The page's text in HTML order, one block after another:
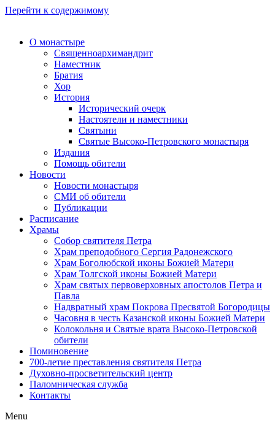
Перейти к содержимому
О монастыре
Священноархимандрит
Наместник
Братия
Хор
История
Исторический очерк
Настоятели и наместники
Святыни
Святые Высоко-Петровского монастыря
Издания
Помощь обители
Новости
Новости монастыря
СМИ об обители
Публикации
Расписание
Храмы
Собор святителя Петра
Храм преподобного Сергия Радонежского
Храм Боголюбской иконы Божией Матери
Храм Толгской иконы Божией Матери
Храм святых первоверховных апостолов Петра и
Павла
Надвратный храм Покрова Пресвятой Богородицы
Часовня в честь Казанской иконы Божией Матери
Колокольня и Святые врата Высоко-Петровской
обители
Поминовение
700-летие преставления святителя Петра
Духовно-просветительский центр
Паломническая служба
Контакты
Menu